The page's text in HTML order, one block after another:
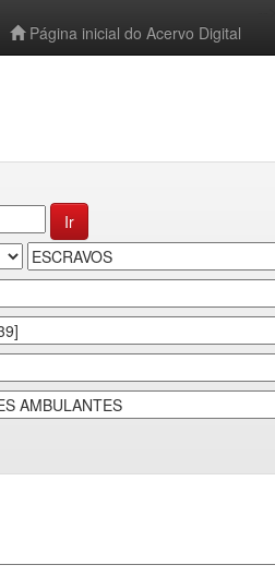
Página inicial do Acervo Digital